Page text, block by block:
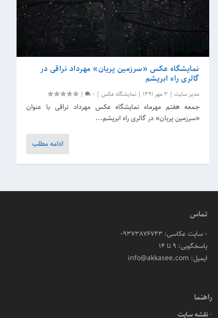
نمایشگاه عکس «سرزمین پریان» مهرداد نراقی در
گالری راه ابریشم
مدیر سایت | 3 مهر 1391 |نمایشگاه عکس |
0
|
جمعه هفتم مهرماه نمایشگاه عکس مهرداد نراقی با عنوان
«سرزمین پریان» در گالری راه ابریشم...
ادامه مطلب
تماس
- سایت عکاسی: 09373876743
پاسخگویی: ۹ تا ۱۴
ایمیل: info@akkasee.com
راهنما
نقشه سایت